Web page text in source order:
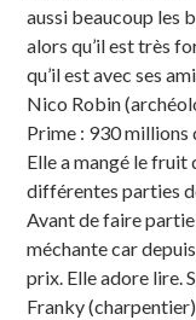
aussi beaucoup les
alors qu’il est très
qu’il est avec ses
Nico Robin
Prime : 930 millions
Elle a mangé le fruit
différentes parties
Avant de faire
méchante car
prix. Elle adore lire.
Franky (charpentier)